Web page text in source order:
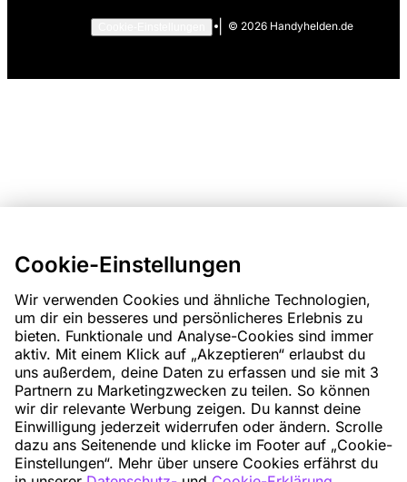
| © 2026 Handyhelden.de
Cookie-Einstellungen
Wir verwenden Cookies und ähnliche Technologien,
um dir ein besseres und persönlicheres Erlebnis zu
bieten. Funktionale und Analyse-Cookies sind immer
aktiv. Mit einem Klick auf „Akzeptieren“ erlaubst du
uns außerdem, deine Daten zu erfassen und sie mit 3
Partnern zu Marketingzwecken zu teilen. So können
wir dir relevante Werbung zeigen. Du kannst deine
Einwilligung jederzeit widerrufen oder ändern. Scrolle
dazu ans Seitenende und klicke im Footer auf „Cookie-
Einstellungen“. Mehr über unsere Cookies erfährst du